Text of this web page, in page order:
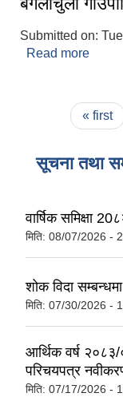
Submitted on:
Read more
Pages« first
सूचना तथा
वार्षिक समिक्षा
मिति: 08/07/2026 -
शोक विदा
मिति: 07/30/2026 -
आर्थिक वर्ष २०८३/
परिचयपत्र
मिति: 07/17/2026 -